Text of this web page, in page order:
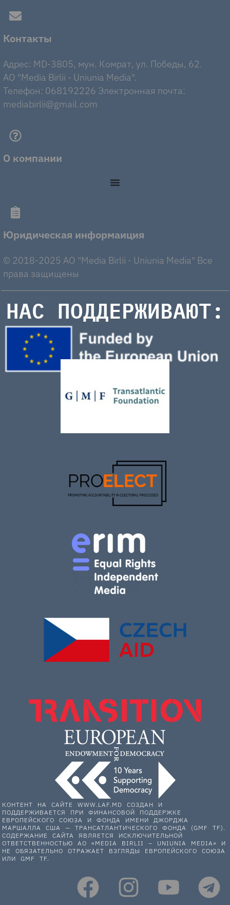
Контакты
Адрес: MD-3805, мун. Комрат, ул. Победы, 62.
AO "Media Birlii - Uniunia Media".
Телефон: 068192226 Электронная почта:
mediabirlii@gmail.com
О компании
Юридическая информаиция
© 2018-2025 AO "Media Birlii - Uniunia Media" Все
права защищены
НАС ПОДДЕРЖИВАЮТ:
КОНТЕНТ НА САЙТЕ WWW.LAF.MD СОЗДАН И
ПОДДЕРЖИВАЕТСЯ ПРИ ФИНАНСОВОЙ ПОДДЕРЖКЕ
ЕВРОПЕЙСКОГО СОЮЗА И ФОНДА ИМЕНИ ДЖОРДЖА
МАРШАЛЛА США — ТРАНСАТЛАНТИЧЕСКОГО ФОНДА (GMF TF).
СОДЕРЖАНИЕ САЙТА ЯВЛЯЕТСЯ ИСКЛЮЧИТЕЛЬНОЙ
ОТВЕТСТВЕННОСТЬЮ АО «MEDIA BIRLII – UNIUNIA MEDIA» И
НЕ ОБЯЗАТЕЛЬНО ОТРАЖАЕТ ВЗГЛЯДЫ ЕВРОПЕЙСКОГО СОЮЗА
ИЛИ GMF TF.